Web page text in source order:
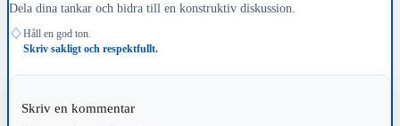
Dela dina tankar och bidra till en konstruktiv diskussion.
♢ Håll en god ton.
Skriv sakligt och respektfullt.
Skriv en kommentar